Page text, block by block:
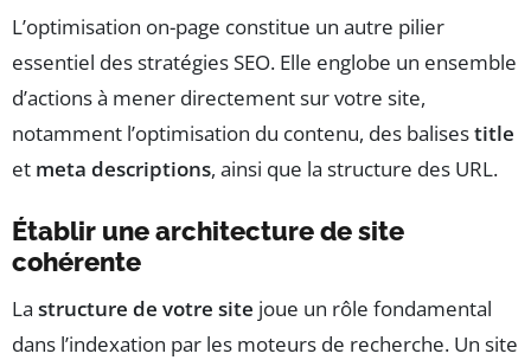
L’optimisation on-page constitue un autre pilier
essentiel des stratégies SEO. Elle englobe un ensemble
d’actions à mener directement sur votre site,
notamment l’optimisation du contenu, des balisestitle
et meta descriptions, ainsi que la structure des URL.
Établir une architecture de site
cohérente
La structure de votre site joue un rôle fondamental
dans l’indexation par les moteurs de recherche. Un site